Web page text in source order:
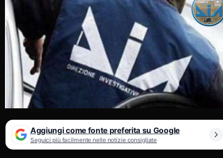
Aggiungi come fonte preferita su Google
Seguici più facilmente nelle notizie consigliate